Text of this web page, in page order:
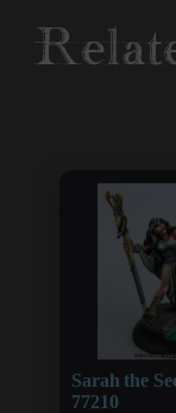
Sarah the
77210